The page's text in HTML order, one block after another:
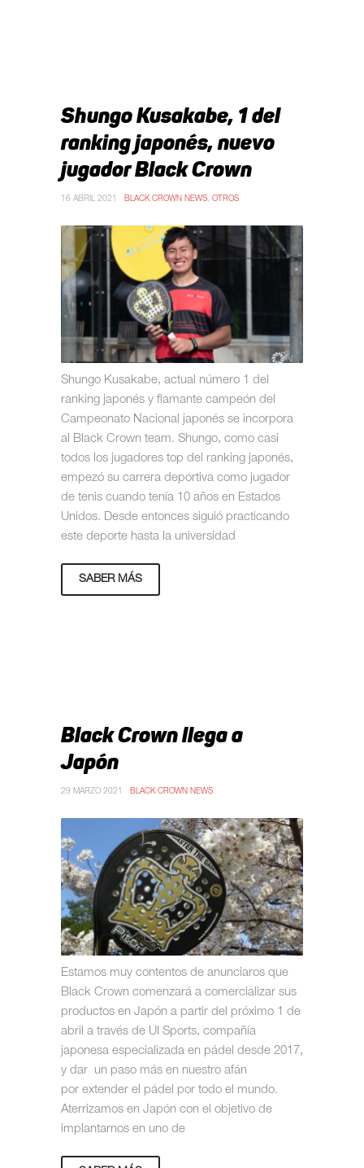
Shungo Kusakabe, 1 del
ranking japonés, nuevo
jugador Black Crown
16 ABRIL 2021 BLACK CROWN NEWS, OTROS
Shungo Kusakabe, actual número 1 del
ranking japonés y flamante campeón del
Campeonato Nacional japonés se incorpora
al Black Crown team. Shungo, como casi
todos los jugadores top del ranking japonés,
empezó su carrera deportiva como jugador
de tenis cuando tenía 10 años en Estados
Unidos. Desde entonces siguió practicando
este deporte hasta la universidad
SABER MÁS
Black Crown llega a
Japón
29 MARZO 2021 BLACK CROWN NEWS
Estamos muy contentos de anunciaros que
Black Crown comenzará a comercializar sus
productos en Japón a partir del próximo 1 de
abril a través de UI Sports, compañía
japonesa especializada en pádel desde 2017,
y dar un paso más en nuestro afán
por extender el pádel por todo el mundo.
Aterrizamos en Japón con el objetivo de
implantarnos en uno de